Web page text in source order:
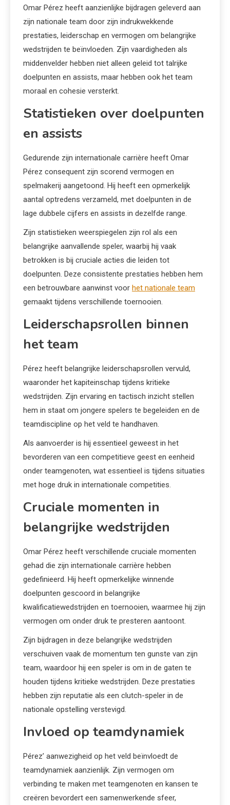
Omar Pérez heeft aanzienlijke bijdragen geleverd aan
zijn nationale team door zijn indrukwekkende
prestaties, leiderschap en vermogen om belangrijke
wedstrijden te beïnvloeden. Zijn vaardigheden als
middenvelder hebben niet alleen geleid tot talrijke
doelpunten en assists, maar hebben ook het team
moraal en cohesie versterkt.
Statistieken over doelpunten
en assists
Gedurende zijn internationale carrière heeft Omar
Pérez consequent zijn scorend vermogen en
spelmakerij aangetoond. Hij heeft een opmerkelijk
aantal optredens verzameld, met doelpunten in de
lage dubbele cijfers en assists in dezelfde range.
Zijn statistieken weerspiegelen zijn rol als een
belangrijke aanvallende speler, waarbij hij vaak
betrokken is bij cruciale acties die leiden tot
doelpunten. Deze consistente prestaties hebben hem
een betrouwbare aanwinst voor het nationale team
gemaakt tijdens verschillende toernooien.
Leiderschapsrollen binnen
het team
Pérez heeft belangrijke leiderschapsrollen vervuld,
waaronder het kapiteinschap tijdens kritieke
wedstrijden. Zijn ervaring en tactisch inzicht stellen
hem in staat om jongere spelers te begeleiden en de
teamdiscipline op het veld te handhaven.
Als aanvoerder is hij essentieel geweest in het
bevorderen van een competitieve geest en eenheid
onder teamgenoten, wat essentieel is tijdens situaties
met hoge druk in internationale competities.
Cruciale momenten in
belangrijke wedstrijden
Omar Pérez heeft verschillende cruciale momenten
gehad die zijn internationale carrière hebben
gedefinieerd. Hij heeft opmerkelijke winnende
doelpunten gescoord in belangrijke
kwalificatiewedstrijden en toernooien, waarmee hij zijn
vermogen om onder druk te presteren aantoont.
Zijn bijdragen in deze belangrijke wedstrijden
verschuiven vaak de momentum ten gunste van zijn
team, waardoor hij een speler is om in de gaten te
houden tijdens kritieke wedstrijden. Deze prestaties
hebben zijn reputatie als een clutch-speler in de
nationale opstelling verstevigd.
Invloed op teamdynamiek
Pérez’ aanwezigheid op het veld beïnvloedt de
teamdynamiek aanzienlijk. Zijn vermogen om
verbinding te maken met teamgenoten en kansen te
creëren bevordert een samenwerkende sfeer,